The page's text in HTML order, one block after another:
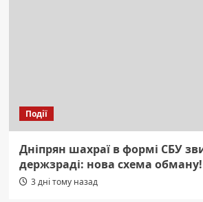
Події
Дніпрян шахраї в формі СБУ
держзраді: нова схема обману!
3 дні тому назад